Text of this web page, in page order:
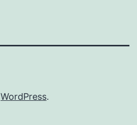
WordPress.